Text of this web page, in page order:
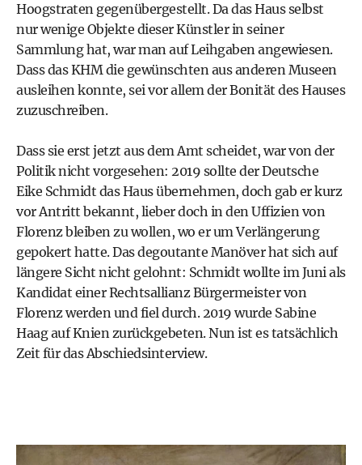
Hoogstraten gegenübergestellt. Da das Haus selbst
nur wenige Objekte dieser Künstler in seiner
Sammlung hat, war man auf Leihgaben angewiesen.
Dass das KHM die gewünschten aus anderen Museen
ausleihen konnte, sei vor allem der Bonität des Hauses
zuzuschreiben.
Dass sie erst jetzt aus dem Amt scheidet, war von der
Politik nicht vorgesehen: 2019 sollte der Deutsche
Eike Schmidt das Haus übernehmen, doch gab er kurz
vor Antritt bekannt, lieber doch in den Uffizien von
Florenz bleiben zu wollen, wo er um Verlängerung
gepokert hatte. Das degoutante Manöver hat sich auf
längere Sicht nicht gelohnt: Schmidt wollte im Juni als
Kandidat einer Rechtsallianz Bürgermeister von
Florenz werden und fiel durch. 2019 wurde Sabine
Haag auf Knien zurückgebeten. Nun ist es tatsächlich
Zeit für das Abschiedsinterview.